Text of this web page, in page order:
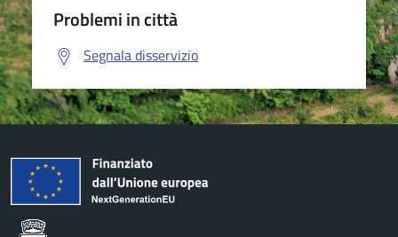
Problemi in città
Segnala disservizio